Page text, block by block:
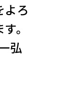
よろ
。
弘